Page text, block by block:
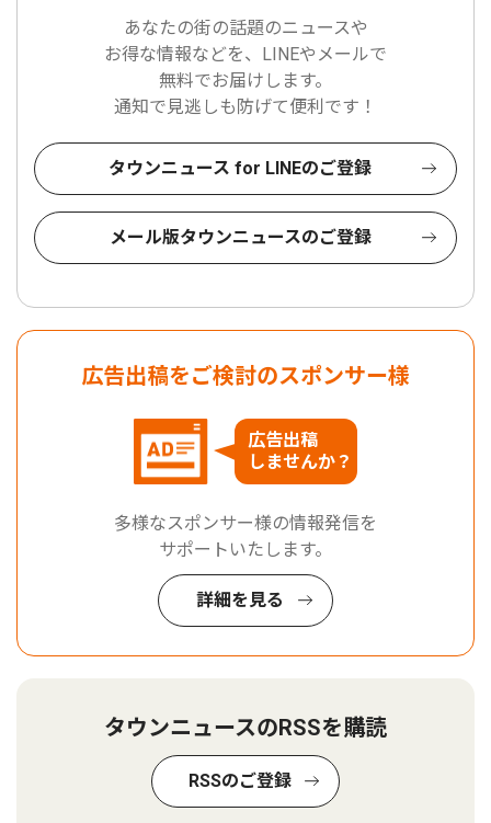
あなたの街の話題のニュースや
お得な情報などを、LINEやメールで
無料でお届けします。
通知で見逃しも防げて便利です！
タウンニュース for LINEのご登録
メール版タウンニュースのご登録
広告出稿をご検討のスポンサー様
広告出稿
しませんか？
多様なスポンサー様の情報発信を
サポートいたします。
詳細を見る
タウンニュースのRSSを購読
RSSのご登録